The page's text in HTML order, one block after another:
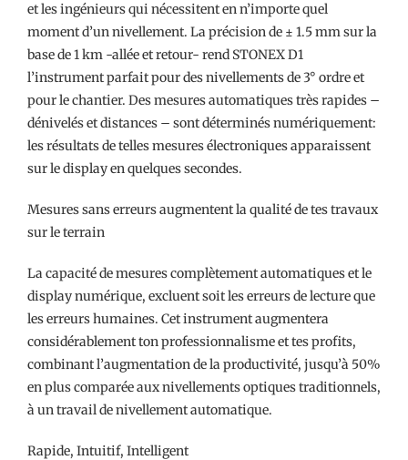
et les ingénieurs qui nécessitent en n’importe quel
moment d’un nivellement. La précision de ± 1.5 mm sur la
base de 1 km -allée et retour- rend STONEX D1
l’instrument parfait pour des nivellements de 3° ordre et
pour le chantier. Des mesures automatiques très rapides –
dénivelés et distances – sont déterminés numériquement:
les résultats de telles mesures électroniques apparaissent
sur le display en quelques secondes.
Mesures sans erreurs augmentent la qualité de tes travaux
sur le terrain
La capacité de mesures complètement automatiques et le
display numérique, excluent soit les erreurs de lecture que
les erreurs humaines. Cet instrument augmentera
considérablement ton professionnalisme et tes profits,
combinant l’augmentation de la productivité, jusqu’à 50%
en plus comparée aux nivellements optiques traditionnels,
à un travail de nivellement automatique.
Rapide, Intuitif, Intelligent